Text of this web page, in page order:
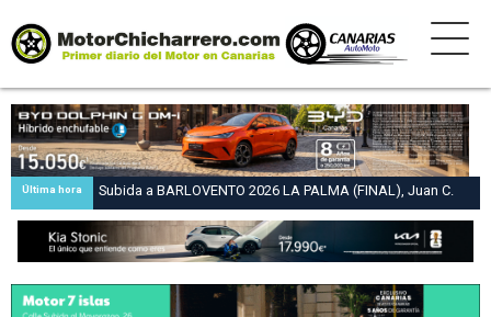
Última hora
Subida a BARLOVENTO 2026 LA PALMA (FINAL), Juan C.
Brito y Carlos A. Pérez hacen suya la victoria en la 47 Subida
a Barlovento